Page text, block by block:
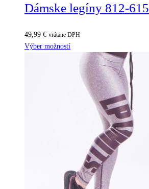
Dámske legíny 812-615
49,99 € vrátane DPH
Výber možností